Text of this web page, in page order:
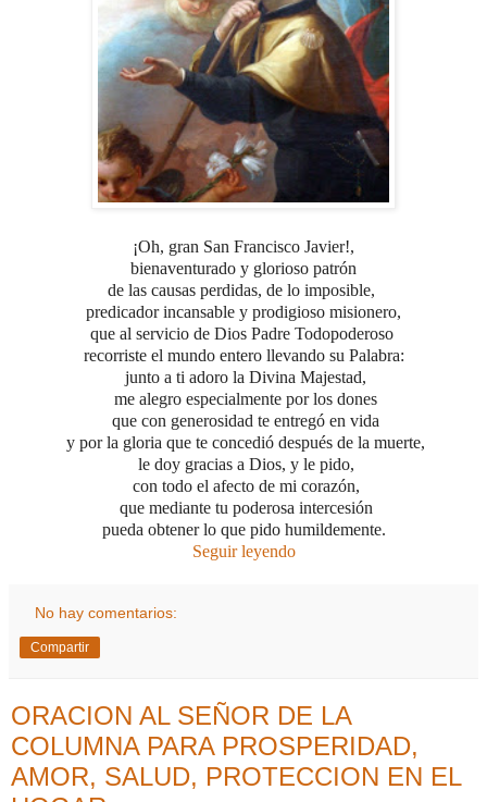
¡Oh, gran San Francisco Javier!,
bienaventurado y glorioso patrón
de las causas perdidas, de lo imposible,
predicador incansable y prodigioso misionero,
que al servicio de Dios Padre Todopoderoso
recorriste el mundo entero llevando su Palabra:
junto a ti adoro la Divina Majestad,
me alegro especialmente por los dones
que con generosidad te entregó en vida
y por la gloria que te concedió después de la muerte,
le doy gracias a Dios, y le pido,
con todo el afecto de mi corazón,
que mediante tu poderosa intercesión
pueda obtener lo que pido humildemente.
Seguir leyendo
No hay comentarios:
Compartir
ORACION AL SEÑOR DE LA
COLUMNA PARA PROSPERIDAD,
AMOR, SALUD, PROTECCION EN EL